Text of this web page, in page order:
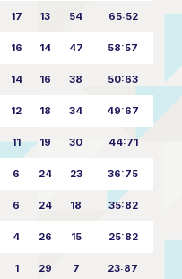
17 13 54 65:52
16 14 47 58:57
14 16 38 50:63
12 18 34 49:67
11 19 30 44:71
6 24 23 36:75
6 24 18 35:82
4 26 15 25:82
1 29 7 23:87